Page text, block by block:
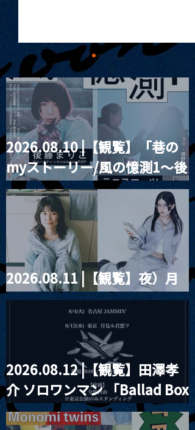
2026.01.04 |【観覧】ヤ
マトパンクス
Live&Talk『酔心新年
会-2026良心宴-』
2026.08.10 |【観覧】「巷の
myストーリー/風の憶測1～後
藤まりこアコースティック
violence POPとテニスコー
ツ」
2026.08.11 |【観覧】夜）月
見ル君想フpre. Sugar Shock
2026.08.12 |【観覧】田澤孝
介 ソロワンマン 「Ballad Box
2026」